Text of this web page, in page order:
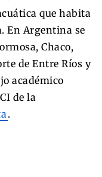
que habita
En Argentina se
Chaco,
de Entre Ríos y
académico
de la
.